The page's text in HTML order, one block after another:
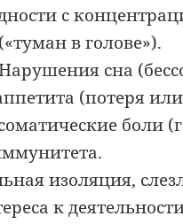
с
в голове»).
сна
(потеря или
боли
изоляция,
к